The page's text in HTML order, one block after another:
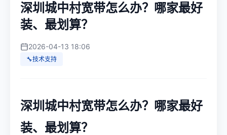
深圳城中村宽带怎么办？哪家最好
装、最划算？
2026-04-13 18:06
🔧技术支持
深圳城中村宽带怎么办？哪家最好
装、最划算？